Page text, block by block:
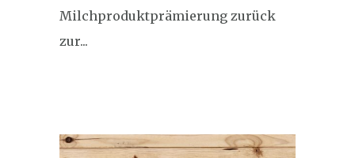
Milchproduktprämierung zurück
zur...